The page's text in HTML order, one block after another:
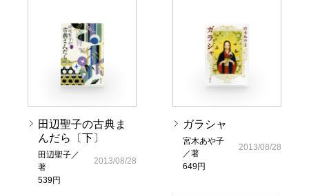
田辺聖子の古典ま
んだら〔下〕
田辺聖子／
著
539円
2013/08/28
ガラシャ
宮木あや子
／著
649円
2013/08/28